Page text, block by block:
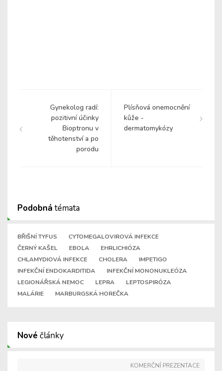
Gynekolog radí:
pozitivní účinky
Bioptronu v
těhotenství a po
porodu
Plísňová onemocnění
kůže -
dermatomykózy
Podobná témata
BŘIŠNÍ TYFUS
CYTOMEGALOVIROVÁ INFEKCE
ČERNÝ KAŠEL
EBOLA
EHRLICHIÓZA
CHLAMYDIOVÁ INFEKCE
CHOLERA
IMPETIGO
INFEKČNÍ ENDOKARDITIDA
INFEKČNÍ MONONUKLEÓZA
LEGIONÁŘSKÁ NEMOC
LEPRA
LEPTOSPIRÓZA
MALÁRIE
MARBURGSKÁ HOREČKA
Nové články
KOMERČNÍ PREZENTACE